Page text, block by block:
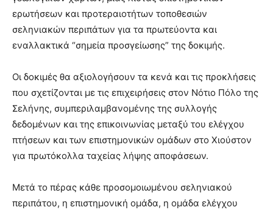
ερωτήσεων και προτεραιοτήτων τοποθεσιών
σεληνιακών περιπάτων για τα πρωτεύοντα και
εναλλακτικά “σημεία προσγείωσης” της δοκιμής.
Οι δοκιμές θα αξιολογήσουν τα κενά και τις προκλήσεις
που σχετίζονται με τις επιχειρήσεις στον Νότιο Πόλο της
Σελήνης, συμπεριλαμβανομένης της συλλογής
δεδομένων και της επικοινωνίας μεταξύ του ελέγχου
πτήσεων και των επιστημονικών ομάδων στο Χιούστον
για πρωτόκολλα ταχείας λήψης αποφάσεων.
Μετά το πέρας κάθε προσομοιωμένου σεληνιακού
περιπάτου, η επιστημονική ομάδα, η ομάδα ελέγχου